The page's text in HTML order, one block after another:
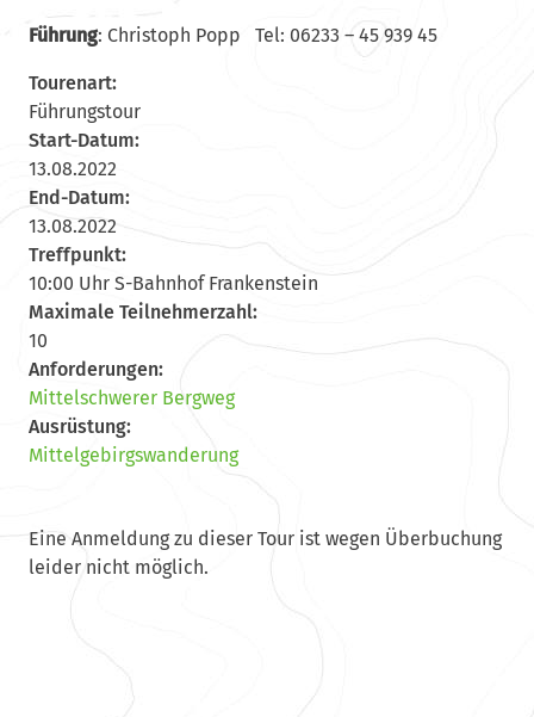
Führung: Christoph Popp Tel: 06233 – 45 939 45
Tourenart:
Führungstour
Start-Datum:
13.08.2022
End-Datum:
13.08.2022
Treffpunkt:
10:00 Uhr S-Bahnhof Frankenstein
Maximale Teilnehmerzahl:
10
Anforderungen:
Mittelschwerer Bergweg
Ausrüstung:
Mittelgebirgswanderung
Eine Anmeldung zu dieser Tour ist wegen Überbuchung
leider nicht möglich.